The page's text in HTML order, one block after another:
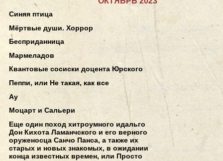
Синяя птица
Мёртвые души. Хоррор
Бесприданница
Мармеладов
Квантовые сосиски доцента Юрского
Пеппи, или Не такая, как все
Ау
Моцарт и Сальери
Еще один поход хитроумного идальго
Дон Кихота Ламанчского и его верного
оруженосца Санчо Панса, а также их
старых и новых знакомых, в ожидании
конца известных времен, или Просто